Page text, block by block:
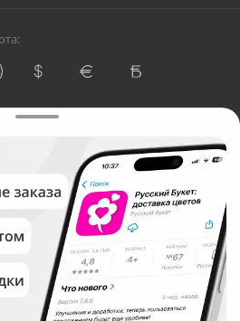
доставки цветов в Саратове
ответственностью «Технология»
5410081997
ул. Ипподромская,
Саратов